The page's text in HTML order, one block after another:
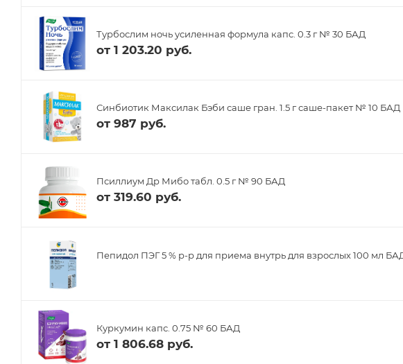
Турбослим ночь усиленная формула капс. 0.3 г № 30 БАД
от 1 203.20 руб.
Синбиотик Максилак Бэби саше гран. 1.5 г саше-пакет № 10 БАД
от 987 руб.
Псиллиум Др Мибо табл. 0.5 г № 90 БАД
от 319.60 руб.
Пепидол ПЭГ 5 % р-р для приема внутрь для взрослых 100 мл
Куркумин капс. 0.75 № 60 БАД
от 1 806.68 руб.